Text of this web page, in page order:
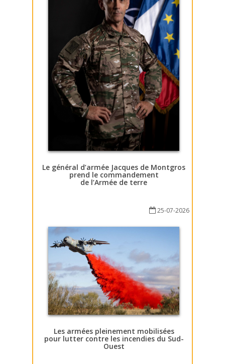
Le général d’armée Jacques de Montgros
prend le commandement
de l’Armée de terre
25-07-2026
Les armées pleinement mobilisées
pour lutter contre les incendies du Sud-
Ouest